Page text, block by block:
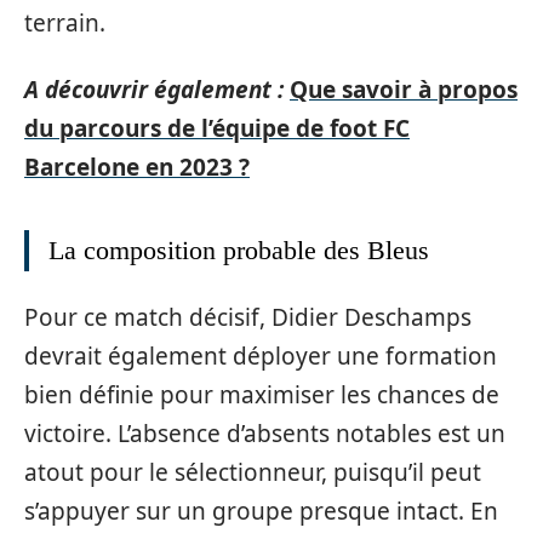
terrain.
A découvrir également : Que savoir à propos
du parcours de l’équipe de foot FC
Barcelone en 2023 ?
La composition probable des Bleus
Pour ce match décisif, Didier Deschamps
devrait également déployer une formation
bien définie pour maximiser les chances de
victoire. L’absence d’absents notables est un
atout pour le sélectionneur, puisqu’il peut
s’appuyer sur un groupe presque intact. En